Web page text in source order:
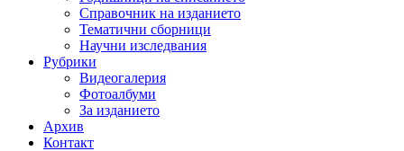
Справочник на изданието
Тематични сборници
Научни изследвания
Рубрики
Видеогалерия
Фотоалбуми
За изданието
Архив
Контакт